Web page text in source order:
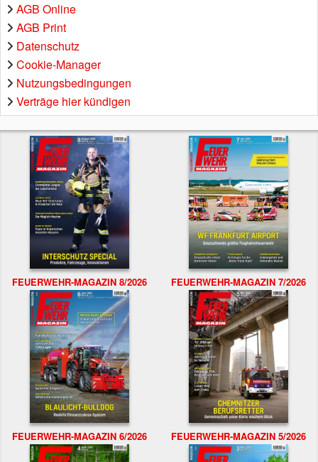
AGB Online
AGB Print
Datenschutz
Cookie-Manager
Nutzungsbedingungen
Verträge hier kündigen
FEUERWEHR-MAGAZIN 8/2026 FEUERWEHR-MAGAZIN 7/2026
FEUERWEHR-MAGAZIN 6/2026 FEUERWEHR-MAGAZIN 5/2026